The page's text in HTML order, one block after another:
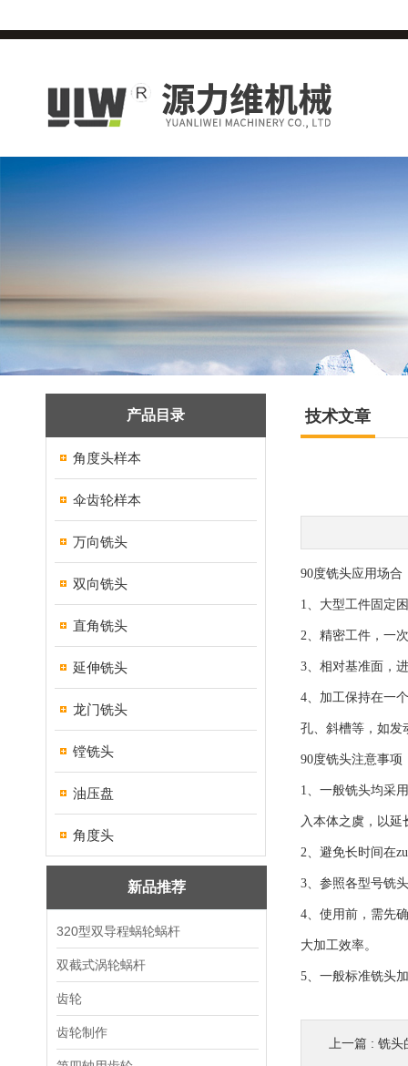
产品目录
角度头样本
伞齿轮样本
万向铣头
双向铣头
直角铣头
延伸铣头
龙门铣头
镗铣头
油压盘
角度头
新品推荐
320型双导程蜗轮蜗杆
双截式涡轮蜗杆
齿轮
齿轮制作
技术文章
90度铣头应用场合
1、大型工件固定
2、精密工件，一
3、相对基准面，
4、加工保持在一
孔、斜槽等，如发
90度铣头注意事项
1、一般铣头均采
入本体之虞，以延
2、避免长时间在
3、参照各型号铣
4、使用前，需先
大加工效率。
5、一般标准铣头
上一篇 : 铣头